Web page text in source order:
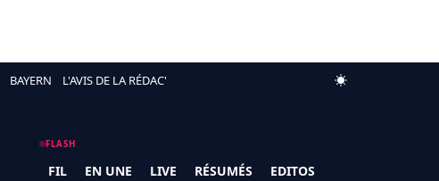
BAYERN L'AVIS DE LA RÉDAC'
FLASH
FIL EN UNE LIVE RÉSUMÉS EDITOS